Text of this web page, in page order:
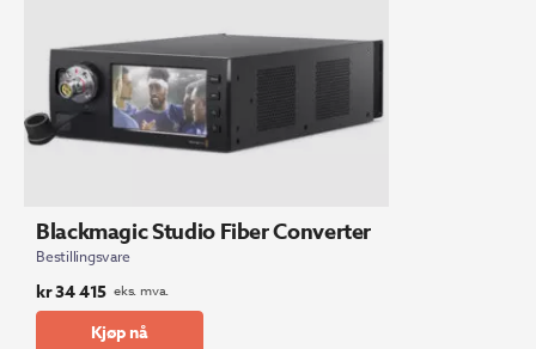
Blackmagic Studio Fiber Converter
Bestillingsvare
kr34 415 eks. mva.
Kjøp nå